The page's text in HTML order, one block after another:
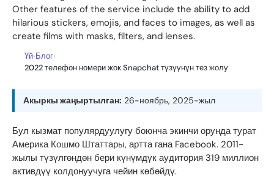
Other features of the service include the ability to add
hilarious stickers, emojis, and faces to images, as well as
create films with masks, filters, and lenses.
Үй›Блог›
2022 телефон номери жок Snapchat түзүүнүн тез жолу
Акыркы жаңыртылган: 26-ноябрь, 2025-жыл
Бул кызмат популярдуулугу боюнча экинчи орунда турат
Америка Кошмо Штаттары, артта гана Facebook. 2011-
жылы түзүлгөндөн бери күнүмдүк аудитория 319 миллион
активдүү колдонуучуга чейин көбөйдү.